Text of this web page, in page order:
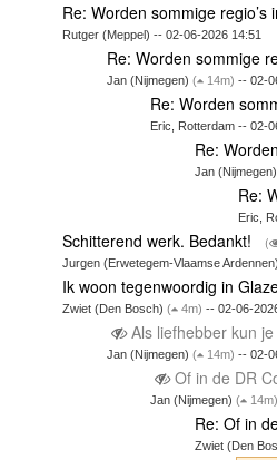
Re: Worden sommige
Rutger (Meppel) -- 02-06-2026 14:51
Re: Worden sommige
Jan (Nijmegen) ( 14m) -- 02-
Re: Worden
Eric, Rotterdam -- 02-
Re:
Jan (Nijmegen)
Re:
Eric,
Schitterend werk. Bedankt! (
Jurgen (Erwetegem-Vlaamse
Ik woon tegenwoordig in
Zwiet (Den Bosch)( 4m) -- 02-06-
Als liefhebber kun
Jan (Nijmegen) ( 14m) -- 02-
Of in de DR
Jan (Nijmegen)( 14m)
Re: Of in
Zwiet (Den